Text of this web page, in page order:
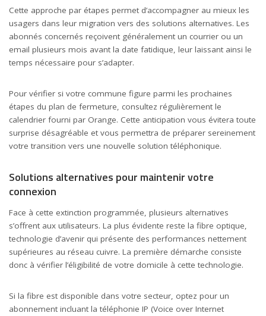
Cette approche par étapes permet d’accompagner au mieux les
usagers dans leur migration vers des solutions alternatives. Les
abonnés concernés reçoivent généralement un courrier ou un
email plusieurs mois avant la date fatidique, leur laissant ainsi le
temps nécessaire pour s’adapter.
Pour vérifier si votre commune figure parmi les prochaines
étapes du plan de fermeture, consultez régulièrement le
calendrier fourni par Orange. Cette anticipation vous évitera toute
surprise désagréable et vous permettra de préparer sereinement
votre transition vers une nouvelle solution téléphonique.
Solutions alternatives pour maintenir votre
connexion
Face à cette extinction programmée, plusieurs alternatives
s’offrent aux utilisateurs. La plus évidente reste la fibre optique,
technologie d’avenir qui présente des performances nettement
supérieures au réseau cuivre. La première démarche consiste
donc à vérifier l’éligibilité de votre domicile à cette technologie.
Si la fibre est disponible dans votre secteur, optez pour un
abonnement incluant la téléphonie IP (Voice over Internet